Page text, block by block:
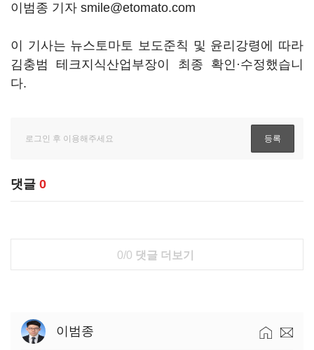
이범종 기자 smile@etomato.com
이 기사는 뉴스토마토 보도준칙 및 윤리강령에 따라
김충범 테크지식산업부장이 최종 확인·수정했습니
다.
댓글 0
0/0 댓글 더보기
이범종